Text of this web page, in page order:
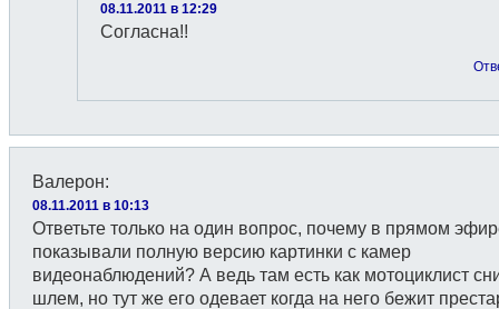
08.11.2011 в 12:29
Согласна!!
Валерон:
08.11.2011 в 10:13
Ответьте только на один вопрос, почему в прямом
показывали полную версию картинки с камер
видеонаблюдений? А ведь там есть как мотоциклист
шлем, но тут же его одевает когда на него бежит